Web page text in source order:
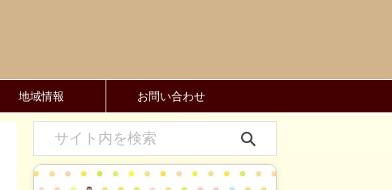
地域情報 お問い合わせ